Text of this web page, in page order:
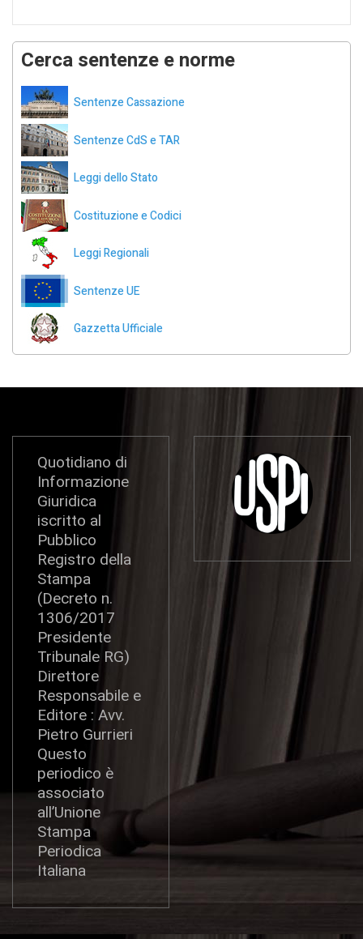
Cerca sentenze e norme
Sentenze Cassazione
Sentenze CdS e TAR
Leggi dello Stato
Costituzione e Codici
Leggi Regionali
Sentenze UE
Gazzetta Ufficiale
Quotidiano di
Informazione
Giuridica
iscritto al
Pubblico
Registro della
Stampa
(Decreto n.
1306/2017
Presidente
Tribunale RG)
Direttore
Responsabile e
Editore : Avv.
Pietro Gurrieri
Questo
periodico è
associato
all’Unione
Stampa
Periodica
Italiana